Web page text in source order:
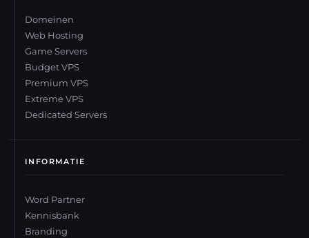
Domeinen
Web Hosting
Game Servers
Budget VPS
Premium VPS
Extreme VPS
Dedicated Servers
INFORMATIE
Word Partner
Kennisbank
Branding